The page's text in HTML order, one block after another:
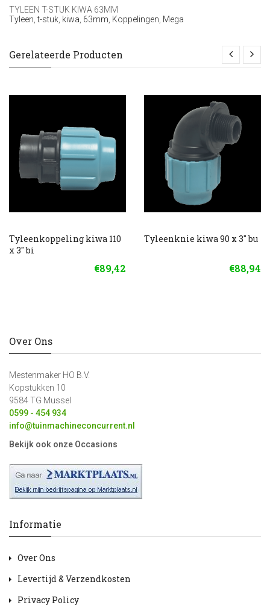
TYLEEN T-STUK KIWA 63MM
Tyleen ,t-stuk kiwa 63mm Koppelingen Mega
Gerelateerde Producten
Tyleenkoppeling kiwa 110
x 3" bi
€89,42
Tyleenknie kiwa 90 x 3" bu
€88,94
Over Ons
Mestenmaker HO B.V.
Kopstukken 10
9584 TG Mussel
0599 - 454 934
info@tuinmachineconcurrent.nl
Bekijk ook onze Occasions
Informatie
Over Ons
Levertijd & Verzendkosten
Privacy Policy